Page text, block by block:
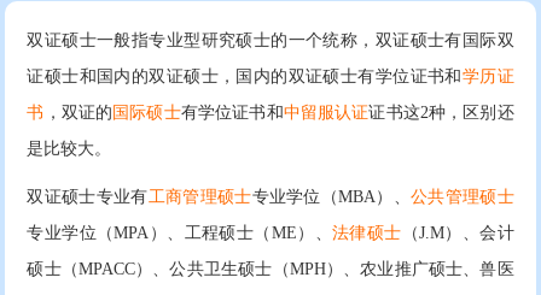
双证硕士一般指专业型研究硕士的一个统称，双证硕士有国际双
证硕士和国内的双证硕士，国内的双证硕士有学位证书和 学历证
书 ，双证的 国际硕士有学位证书和中留服认证证书这2种，区别还
是比较大。
双证硕士专业有工商管理硕士专业学位（MBA）、公共管理硕士
专业学位（MPA）、工程硕士（ME）、 法律硕士 （J.M）、会计
硕士（MPACC）、公共卫生硕士（MPH）、农业推广硕士、兽医